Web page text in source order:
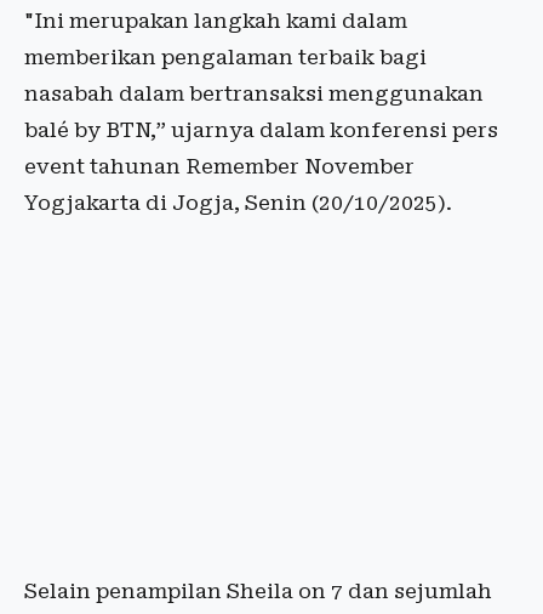
"Ini merupakan langkah kami dalam
memberikan pengalaman terbaik bagi
nasabah dalam bertransaksi menggunakan
balé by BTN,” ujarnya dalam konferensi pers
event tahunan Remember November
Yogjakarta di Jogja, Senin (20/10/2025).
Selain penampilan Sheila on 7 dan sejumlah